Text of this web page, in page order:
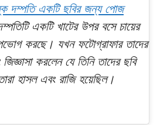
দম্পতি একটি ছবির জন্য পোজ
একটি খাটের উপর বসে চায়ের
করছে। যখন ফটোগ্রাফার তাদের
করলেন যে তিনি তাদের ছবি
হাসল এবং রাজি হয়েছিল।